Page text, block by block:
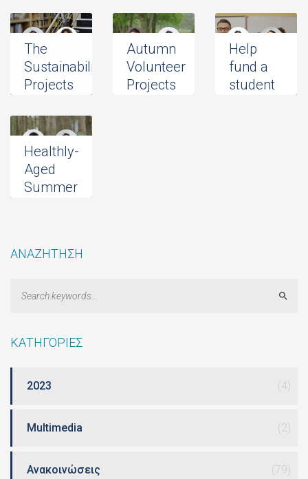
The
Sustainability
Projects
Donation
Autumn
Volunteer
Projects
Help
fund a
student
Healthly-
Aged
Summer
ΑΝΑΖΗΤΗΣΗ
ΚΑΤΗΓΟΡΙΕΣ
2023 (4)
Multimedia (2)
Ανακοινώσεις (79)